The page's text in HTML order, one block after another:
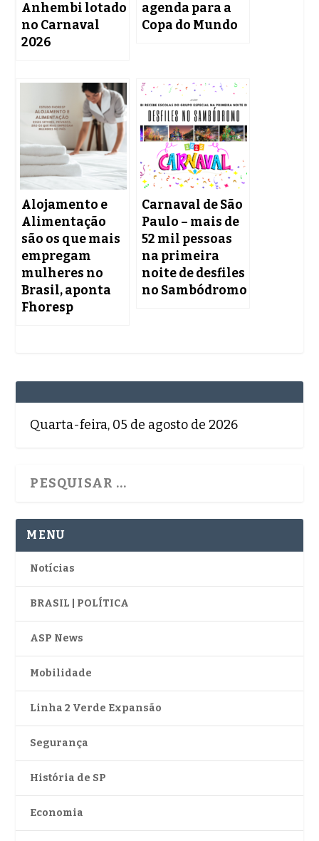
Anhembi lotado
no Carnaval
2026
agenda para a
Copa do Mundo
Alojamento e
Alimentação
são os que mais
empregam
mulheres no
Brasil, aponta
Fhoresp
Carnaval de São
Paulo – mais de
52 mil pessoas
na primeira
noite de desfiles
no Sambódromo
Quarta-feira, 05 de agosto de 2026
MENU
Notícias
BRASIL | POLÍTICA
ASP News
Mobilidade
Linha 2 Verde Expansão
Segurança
História de SP
Economia